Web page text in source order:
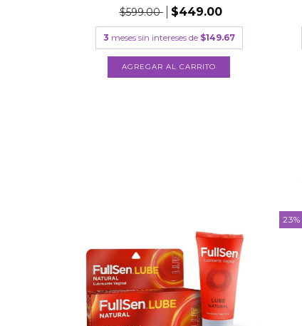
$599.00 $449.00
3 meses sin intereses de $149.67
23%